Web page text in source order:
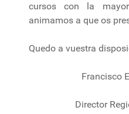
cursos con la
animamos a que os
Quedo a vuestra
Francisco
Director